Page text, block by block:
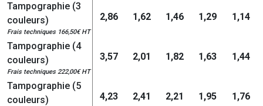
Tampographie (3
couleurs)
Frais techniques 166,50€ HT
2,86 1,62 1,46 1,29 1,14
Tampographie (4
couleurs)
Frais techniques 222,00€ HT
3,57 2,01 1,82 1,63 1,44
Tampographie (5
couleurs)
4,23 2,41 2,21 1,95 1,76